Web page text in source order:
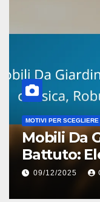
Ferro
artistici